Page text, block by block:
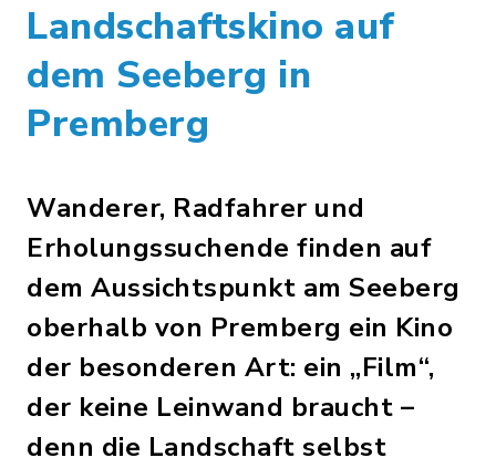
Landschaftskino auf
dem Seeberg in
Premberg
Wanderer, Radfahrer und
Erholungssuchende finden auf
dem Aussichtspunkt am Seeberg
oberhalb von Premberg ein Kino
der besonderen Art: ein „Film“,
der keine Leinwand braucht –
denn die Landschaft selbst